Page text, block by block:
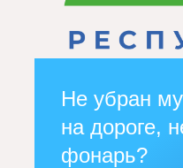
Не убран
на дороге,
фонарь?